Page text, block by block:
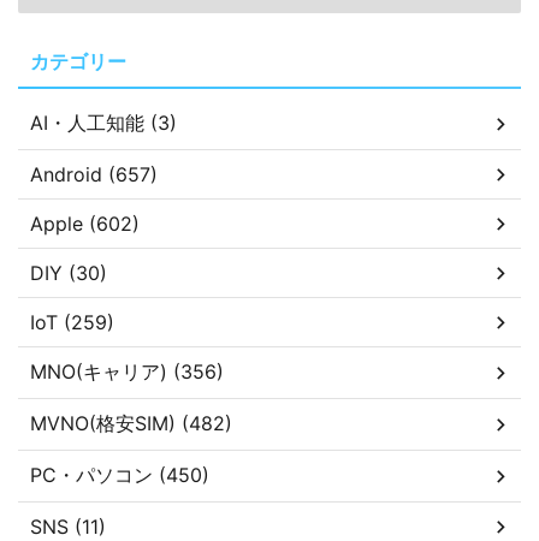
カテゴリー
AI・人工知能 (3)
Android (657)
Apple (602)
DIY (30)
IoT (259)
MNO(キャリア) (356)
MVNO(格安SIM) (482)
PC・パソコン (450)
SNS (11)